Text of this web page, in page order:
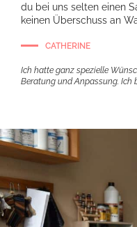
du bei uns selten einen
keinen Überschuss an
CATHERINE
Ich hatte ganz spezielle
Beratung und Anpassung. Ich